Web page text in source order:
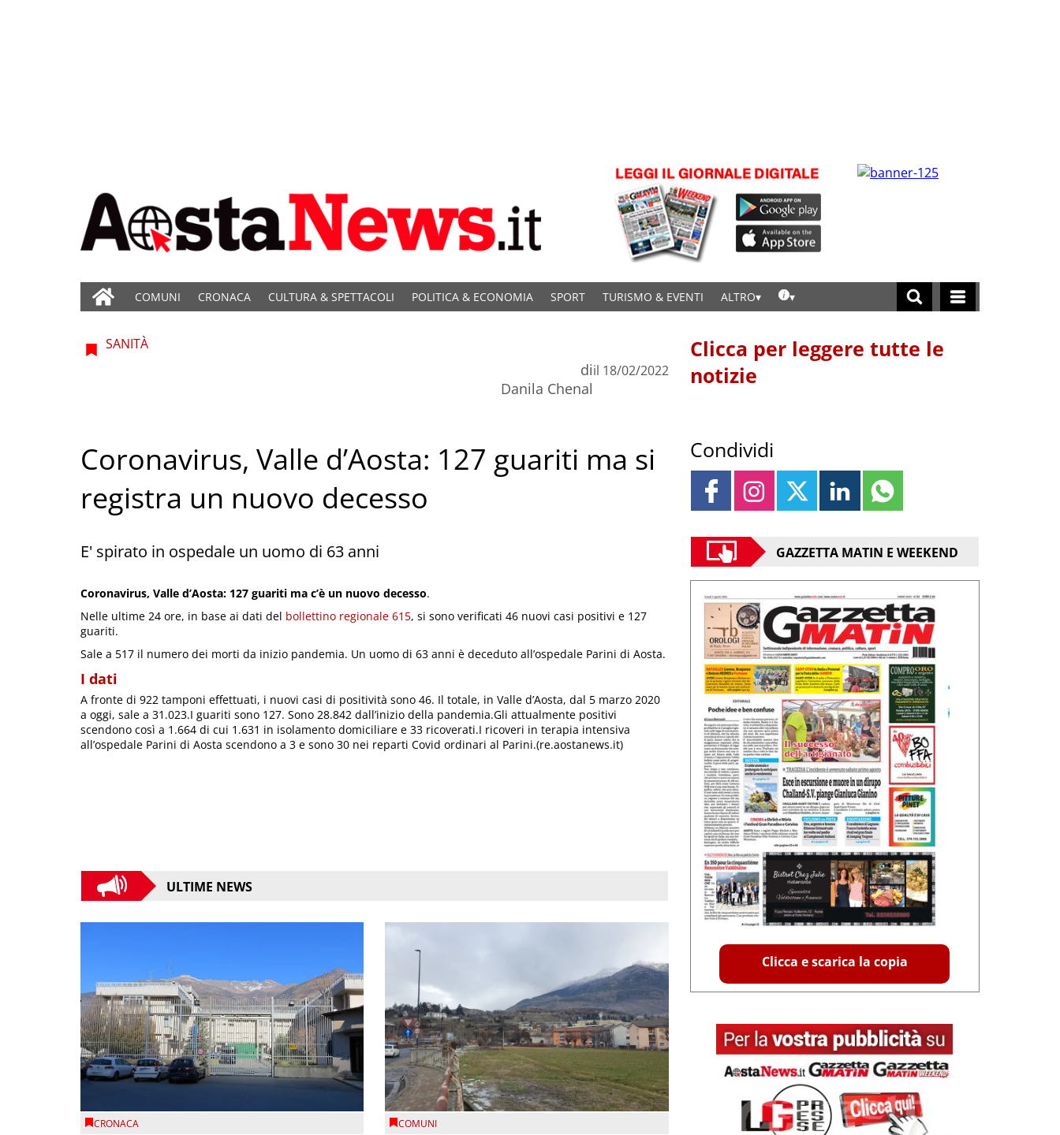
COMUNI CRONACA CULTURA & SPETTACOLI POLITICA & ECONOMIA SPORT TURISMO & EVENTI ALTRO
SANITÀ
di
Danila Chenal
il 18/02/2022
Coronavirus, Valle d’Aosta: 127 guariti ma si
registra un nuovo decesso
E' spirato in ospedale un uomo di 63 anni
Coronavirus, Valle d’Aosta: 127 guariti ma c’è un nuovo decesso.
Nelle ultime 24 ore, in base ai dati del bollettino regionale 615, si sono verificati 46 nuovi casi positivi e 127
guariti.
Sale a 517 il numero dei morti da inizio pandemia. Un uomo di 63 anni è deceduto all’ospedale Parini di Aosta.
I dati
A fronte di 922 tamponi effettuati, i nuovi casi di positività sono 46. Il totale, in Valle d’Aosta, dal 5 marzo 2020
a oggi, sale a 31.023.I guariti sono 127. Sono 28.842 dall’inizio della pandemia.Gli attualmente positivi
scendono così a 1.664 di cui 1.631 in isolamento domiciliare e 33 ricoverati.I ricoveri in terapia intensiva
all’ospedale Parini di Aosta scendono a 3 e sono 30 nei reparti Covid ordinari al Parini.(re.aostanews.it)
ULTIME NEWS
CRONACA COMUNI
Clicca per leggere tutte le
notizie
Condividi
GAZZETTA MATIN E WEEKEND
Clicca e scarica la copia